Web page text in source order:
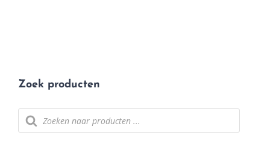
Zoek producten
Producten zoeken